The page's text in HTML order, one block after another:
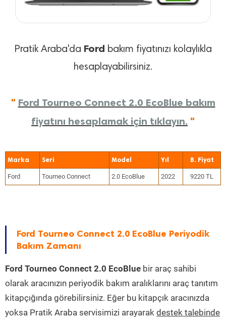
Pratik Araba'da Ford bakım fiyatınızı kolaylıkla
hesaplayabilirsiniz.
" Ford Tourneo Connect 2.0 EcoBlue bakım
fiyatını hesaplamak için tıklayın. "
Marka Seri Model Yıl
Ford Tourneo Connect 2.0 EcoBlue 2022 9220 TL
Ford Tourneo Connect 2.0 EcoBlue Periyodik
Bakım Zamanı
Ford Tourneo Connect 2.0 EcoBlue bir araç sahibi
olarak aracınızın periyodik bakım aralıklarını araç tanıtım
kitapçığında görebilirsiniz. Eğer bu kitapçık aracınızda
yoksa Pratik Araba servisimizi arayarak destek talebinde